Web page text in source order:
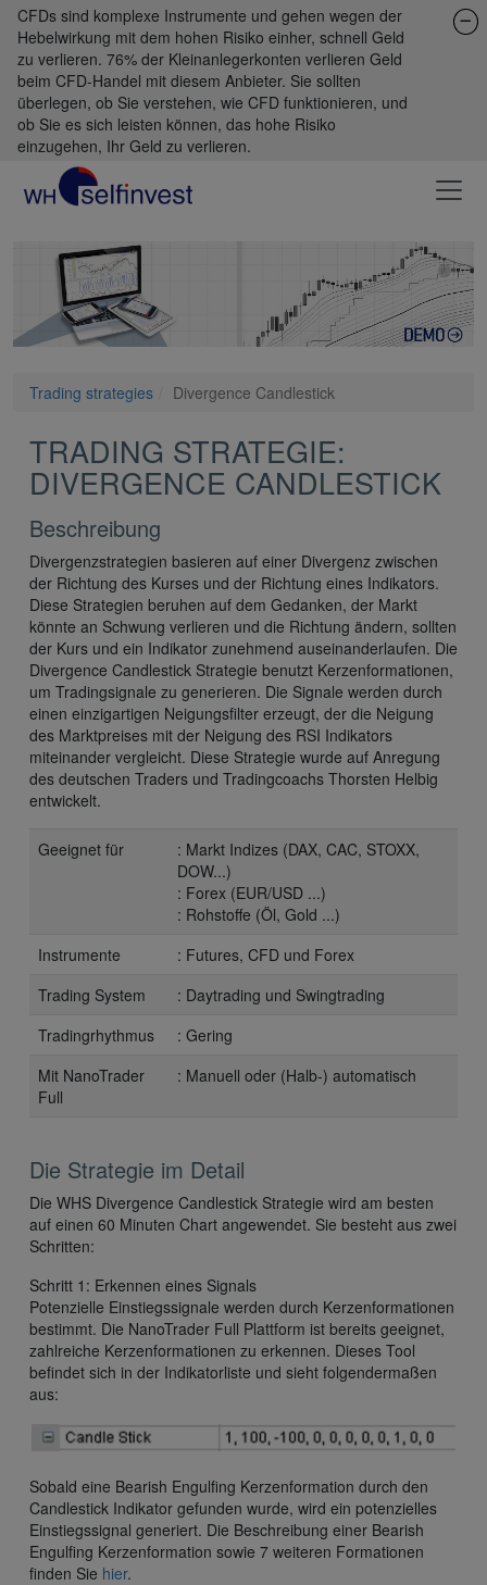
CFDs sind komplexe Instrumente und gehen wegen der
Hebelwirkung mit dem hohen Risiko einher, schnell Geld
zu verlieren. 76% der Kleinanlegerkonten verlieren Geld
beim CFD-Handel mit diesem Anbieter. Sie sollten
überlegen, ob Sie verstehen, wie CFD funktionieren, und
ob Sie es sich leisten können, das hohe Risiko
einzugehen, Ihr Geld zu verlieren.
Trading strategies Divergence Candlestick
TRADING STRATEGIE:
DIVERGENCE CANDLESTICK
Beschreibung
Divergenzstrategien basieren auf einer Divergenz zwischen
der Richtung des Kurses und der Richtung eines Indikators.
Diese Strategien beruhen auf dem Gedanken, der Markt
könnte an Schwung verlieren und die Richtung ändern, sollten
der Kurs und ein Indikator zunehmend auseinanderlaufen. Die
Divergence Candlestick Strategie benutzt Kerzenformationen,
um Tradingsignale zu generieren. Die Signale werden durch
einen einzigartigen Neigungsfilter erzeugt, der die Neigung
des Marktpreises mit der Neigung des RSI Indikators
miteinander vergleicht. Diese Strategie wurde auf Anregung
des deutschen Traders und Tradingcoachs Thorsten Helbig
entwickelt.
Geeignet für
: Markt Indizes (DAX, CAC, STOXX,
DOW...)
: Forex (EUR/USD ...)
: Rohstoffe (Öl, Gold ...)
Instrumente
: Futures, CFD und Forex
Trading System
: Daytrading und Swingtrading
Tradingrhythmus
: Gering
Mit NanoTrader
Full
: Manuell oder (Halb-) automatisch
Die Strategie im Detail
Die WHS Divergence Candlestick Strategie wird am besten
auf einen 60 Minuten Chart angewendet. Sie besteht aus zwei
Schritten:
Schritt 1: Erkennen eines Signals
Potenzielle Einstiegssignale werden durch Kerzenformationen
bestimmt. Die NanoTrader Full Plattform ist bereits geeignet,
zahlreiche Kerzenformationen zu erkennen. Dieses Tool
befindet sich in der Indikatorliste und sieht folgendermaßen
aus:
Sobald eine Bearish Engulfing Kerzenformation durch den
Candlestick Indikator gefunden wurde, wird ein potenzielles
Einstiegssignal generiert. Die Beschreibung einer Bearish
Engulfing Kerzenformation sowie 7 weiteren Formationen
finden Sie hier.